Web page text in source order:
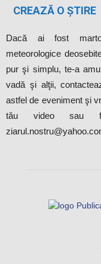
CREAZĂ O ȘTIRE
Dacă ai fost
meteorologice
pur şi simplu, te-a
vadă şi alţii,
astfel de eveniment şi
tău video sau